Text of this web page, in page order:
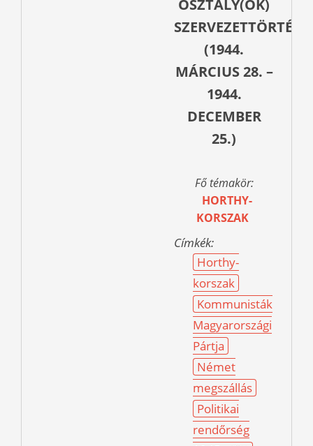
OSZTÁLY(OK)
(1944.
MÁRCIUS 28. –
1944.
DECEMBER
25.)
Fő témakör:
HORTHY-
KORSZAK
Címkék:
Horthy-
korszak
Kommunisták
Magyarországi
Pártja
Német
megszállás
Politikai
rendőrség